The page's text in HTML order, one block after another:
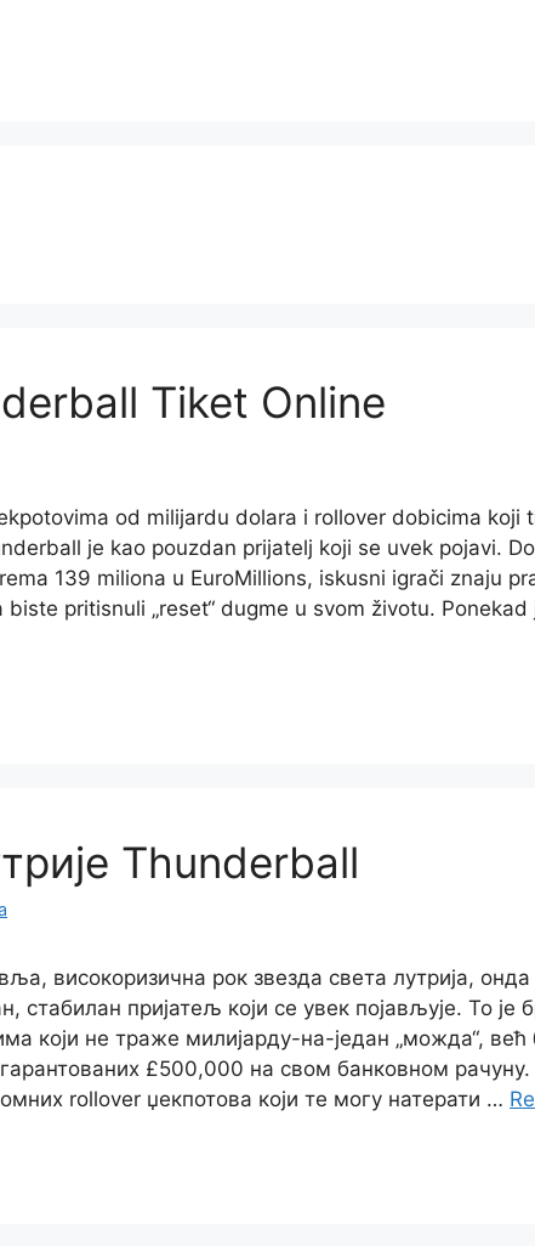
Tiket Online
od milijardu dolara i rollover dobicima koji
je kao pouzdan prijatelj koji se uvek pojavi.
139 miliona u EuroMillions, iskusni igrači znaju
pritisnuli „reset“ dugme u svom životu.
Thunderball
високоризична рок звезда света лутрија, онда
стабилан пријатељ који се увек појављује. То је
који не траже милијарду-на-један „можда“, већ
£500,000 на свом банковном
rollover џекпотова који те могу натерати …